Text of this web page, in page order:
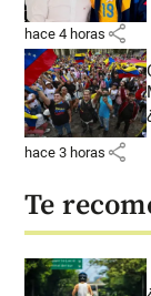
hace 4 horas share
hace 3 horas share
Te